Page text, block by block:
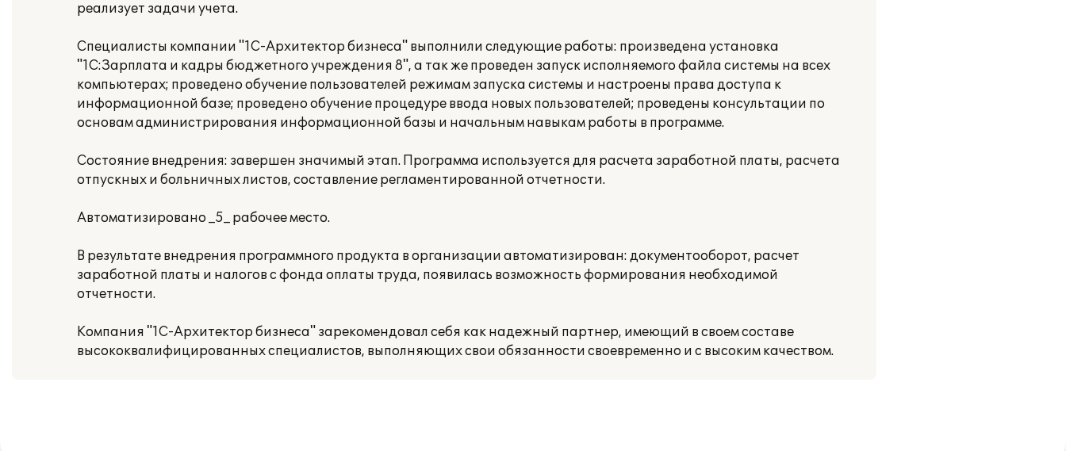
реализует задачи учета.
Специалисты компании "1С-Архитектор бизнеса" выполнили следующие работы: произведена установка
"1С:Зарплата и кадры бюджетного учреждения 8", а так же проведен запуск исполняемого файла системы на всех
компьютерах; проведено обучение пользователей режимам запуска системы и настроены права доступа к
информационной базе; проведено обучение процедуре ввода новых пользователей; проведены консультации по
основам администрирования информационной базы и начальным навыкам работы в программе.
Состояние внедрения: завершен значимый этап. Программа используется для расчета заработной платы, расчета
отпускных и больничных листов, составление регламентированной отчетности.
Автоматизировано _5_ рабочее место.
В результате внедрения программного продукта в организации автоматизирован: документооборот, расчет
заработной платы и налогов с фонда оплаты труда, появилась возможность формирования необходимой
отчетности.
Компания "1С-Архитектор бизнеса" зарекомендовал себя как надежный партнер, имеющий в своем составе
высококвалифицированных специалистов, выполняющих свои обязанности своевременно и с высоким качеством.